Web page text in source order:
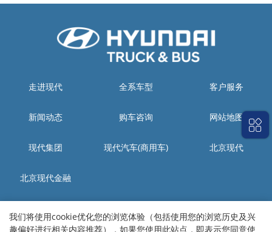
走进现代 全系车型 客户服务
新闻动态 购车咨询 网站地图
现代集团 现代汽车(商用车) 北京现代
北京现代金融
销售本部：四川省成都市高新区天府二街金融大厦B座8楼
我们将使用cookie优化您的浏览体验（包括使用您的浏览历史及兴
趣偏好进行相关内容推荐），如果您使用此站点，即表示您同意使